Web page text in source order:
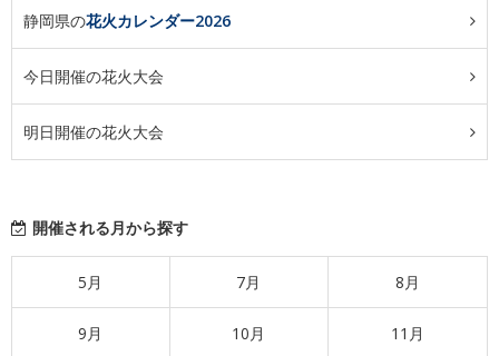
静岡県の花火カレンダー2026
今日開催の花火大会
明日開催の花火大会
開催される月から探す
5月 7月 8月
9月 10月 11月